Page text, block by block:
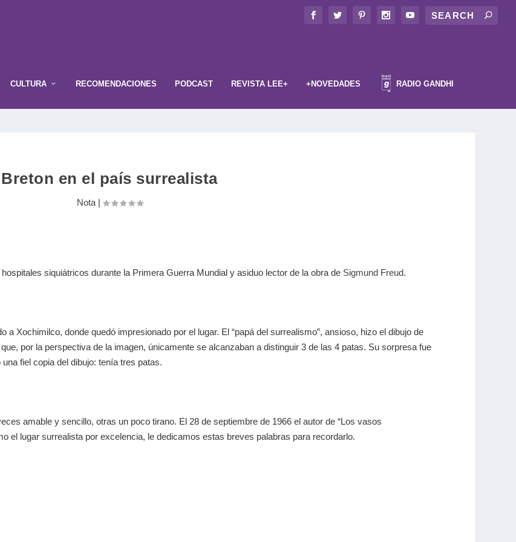
CULTURA RECOMENDACIONES PODCAST REVISTA LEE+ +NOVEDADES RADIO GANDHI
Breton en el país surrealista
Nota|
siquiátricos durante la Primera Guerra Mundial y asiduo lector de la obra de Sigmund Freud.
Xochimilco, donde quedó impresionado por el lugar. El “papá del surrealismo”, ansioso, hizo el dibujo de
por la perspectiva de la imagen, únicamente se alcanzaban a distinguir 3 de las 4 patas. Su sorpresa fue
fiel copia del dibujo: tenía tres patas.
amable y sencillo, otras un poco tirano. El 28 de septiembre de 1966 el autor de “Los vasos
el lugar surrealista por excelencia, le dedicamos estas breves palabras para recordarlo.